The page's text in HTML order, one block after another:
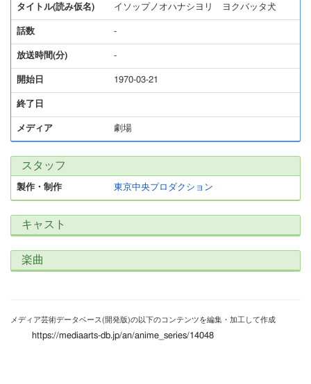
タイトル(読み仮名) イソップノオハナシヨリ ヨクバッタ犬
話数 -
放送時間(分) -
開始日 1970-03-21
終了日
メディア 劇場
スタッフ
製作・制作 東京中央プロダクション
キャスト
楽曲
メディア芸術データベース(開発版)の以下のコンテンツを編集・加工して作成
https://mediaarts-db.jp/an/anime_series/14048